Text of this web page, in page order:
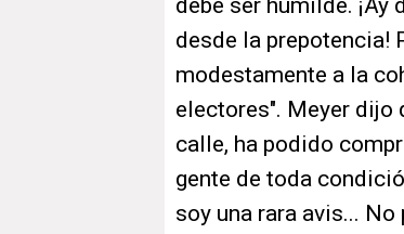
debe ser humilde.
desde la prepotencia!
modestamente a la
electores". Meyer dijo
calle, ha podido
gente de toda
soy una rara avis...